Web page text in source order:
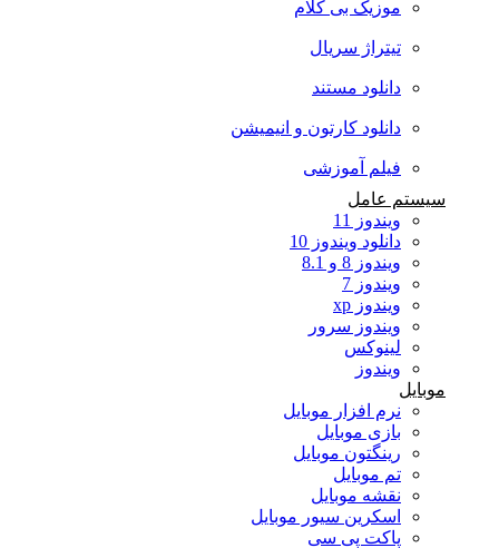
موزیک بی کلام
تیتراژ سریال
دانلود مستند
دانلود کارتون و انیمیشن
فیلم آموزشی
سیستم عامل
ویندوز 11
دانلود ویندوز 10
ویندوز 8 و 8.1
ویندوز 7
ویندوز xp
ویندوز سرور
لینوکس
ویندوز
موبایل
نرم افزار موبایل
بازی موبایل
رینگتون موبایل
تم موبایل
نقشه موبایل
اسکرین سیور موبایل
پاکت پی سی